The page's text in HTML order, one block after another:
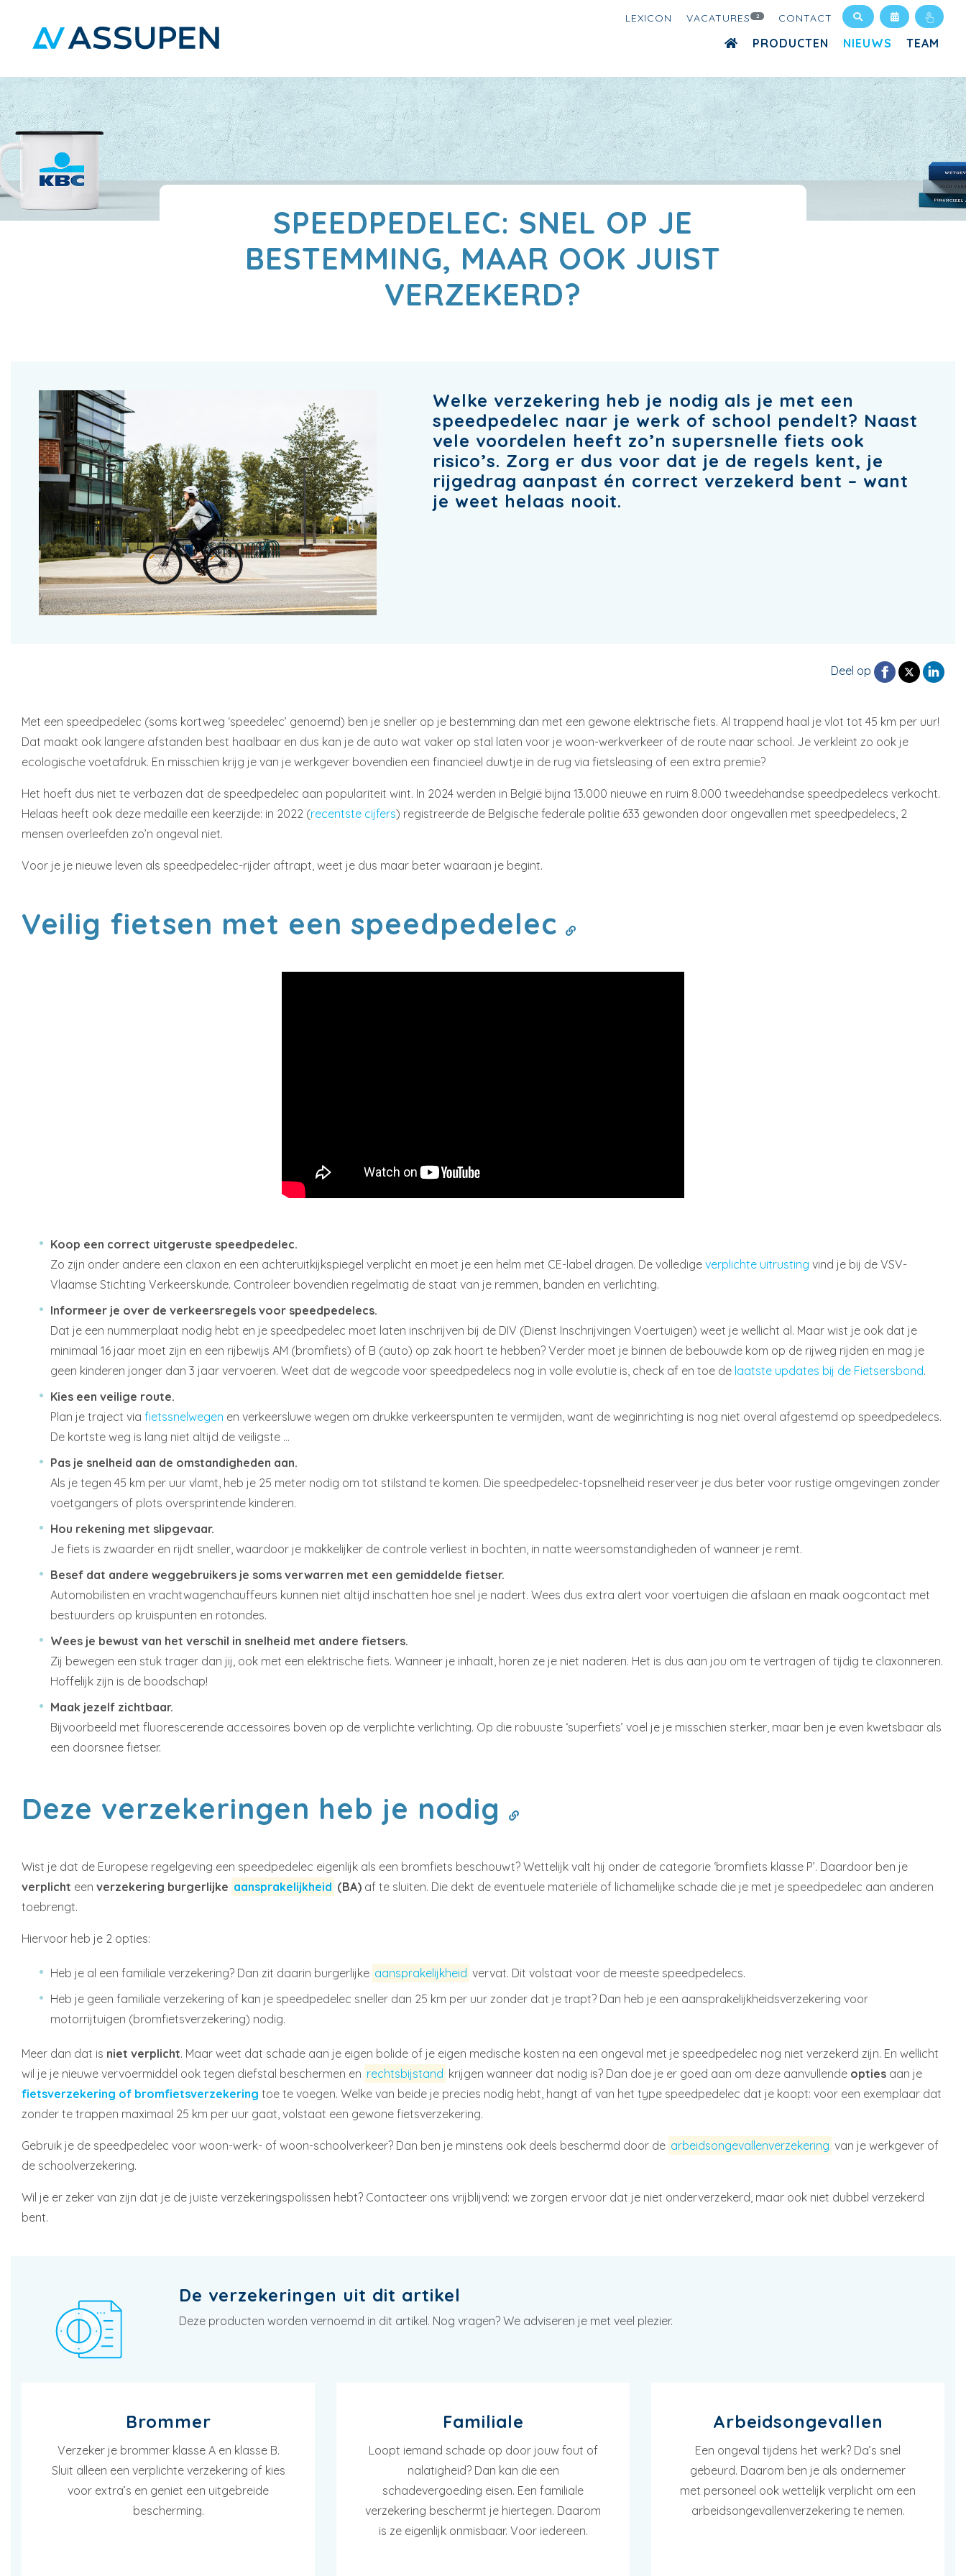
LEXICON VACATURES 2 CONTACT
PRODUCTEN NIEUWS TEAM
SPEEDPEDELEC: SNEL OP JE
BESTEMMING, MAAR OOK JUIST
VERZEKERD?
Welke verzekering heb je nodig als je met een
speedpedelec naar je werk of school pendelt? Naast
vele voordelen heeft zo’n supersnelle fiets ook
risico’s. Zorg er dus voor dat je de regels kent, je
rijgedrag aanpast én correct verzekerd bent – want
je weet helaas nooit.
Deel op
Met een speedpedelec (soms kortweg ‘speedelec’ genoemd) ben je sneller op je bestemming dan met een gewone elektrische fiets. Al trappend haal je vlot tot 45 km per uur!
Dat maakt ook langere afstanden best haalbaar en dus kan je de auto wat vaker op stal laten voor je woon-werkverkeer of de route naar school. Je verkleint zo ook je
ecologische voetafdruk. En misschien krijg je van je werkgever bovendien een financieel duwtje in de rug via fietsleasing of een extra premie?
Het hoeft dus niet te verbazen dat de speedpedelec aan populariteit wint. In 2024 werden in België bijna 13.000 nieuwe en ruim 8.000 tweedehandse speedpedelecs verkocht.
Helaas heeft ook deze medaille een keerzijde: in 2022 (recentste cijfers) registreerde de Belgische federale politie 633 gewonden door ongevallen met speedpedelecs, 2
mensen overleefden zo’n ongeval niet.
Voor je je nieuwe leven als speedpedelec-rijder aftrapt, weet je dus maar beter waaraan je begint.
Veilig fietsen met een speedpedelec
Koop een correct uitgeruste speedpedelec.
Zo zijn onder andere een claxon en een achteruitkijkspiegel verplicht en moet je een helm met CE-label dragen. De volledige verplichte uitrusting vind je bij de VSV-
Vlaamse Stichting Verkeerskunde. Controleer bovendien regelmatig de staat van je remmen, banden en verlichting.
Informeer je over de verkeersregels voor speedpedelecs.
Dat je een nummerplaat nodig hebt en je speedpedelec moet laten inschrijven bij de DIV (Dienst Inschrijvingen Voertuigen) weet je wellicht al. Maar wist je ook dat je
minimaal 16 jaar moet zijn en een rijbewijs AM (bromfiets) of B (auto) op zak hoort te hebben? Verder moet je binnen de bebouwde kom op de rijweg rijden en mag je
geen kinderen jonger dan 3 jaar vervoeren. Weet dat de wegcode voor speedpedelecs nog in volle evolutie is, check af en toe de laatste updates bij de Fietsersbond.
Kies een veilige route.
Plan je traject via fietssnelwegen en verkeersluwe wegen om drukke verkeerspunten te vermijden, want de weginrichting is nog niet overal afgestemd op speedpedelecs.
De kortste weg is lang niet altijd de veiligste …
Pas je snelheid aan de omstandigheden aan.
Als je tegen 45 km per uur vlamt, heb je 25 meter nodig om tot stilstand te komen. Die speedpedelec-topsnelheid reserveer je dus beter voor rustige omgevingen zonder
voetgangers of plots oversprintende kinderen.
Hou rekening met slipgevaar.
Je fiets is zwaarder en rijdt sneller, waardoor je makkelijker de controle verliest in bochten, in natte weersomstandigheden of wanneer je remt.
Besef dat andere weggebruikers je soms verwarren met een gemiddelde fietser.
Automobilisten en vrachtwagenchauffeurs kunnen niet altijd inschatten hoe snel je nadert. Wees dus extra alert voor voertuigen die afslaan en maak oogcontact met
bestuurders op kruispunten en rotondes.
Wees je bewust van het verschil in snelheid met andere fietsers.
Zij bewegen een stuk trager dan jij, ook met een elektrische fiets. Wanneer je inhaalt, horen ze je niet naderen. Het is dus aan jou om te vertragen of tijdig te claxonneren.
Hoffelijk zijn is de boodschap!
Maak jezelf zichtbaar.
Bijvoorbeeld met fluorescerende accessoires boven op de verplichte verlichting. Op die robuuste ‘superfiets’ voel je je misschien sterker, maar ben je even kwetsbaar als
een doorsnee fietser.
Deze verzekeringen heb je nodig
Wist je dat de Europese regelgeving een speedpedelec eigenlijk als een bromfiets beschouwt? Wettelijk valt hij onder de categorie ‘bromfiets klasse P’. Daardoor ben je
verplicht een verzekering burgerlijke aansprakelijkheid (BA) af te sluiten. Die dekt de eventuele materiële of lichamelijke schade die je met je speedpedelec aan anderen
toebrengt.
Hiervoor heb je 2 opties:
Heb je al een familiale verzekering? Dan zit daarin burgerlijke aansprakelijkheid vervat. Dit volstaat voor de meeste speedpedelecs.
Heb je geen familiale verzekering of kan je speedpedelec sneller dan 25 km per uur zonder dat je trapt? Dan heb je een aansprakelijkheidsverzekering voor
motorrijtuigen (bromfietsverzekering) nodig.
Meer dan dat is niet verplicht. Maar weet dat schade aan je eigen bolide of je eigen medische kosten na een ongeval met je speedpedelec nog niet verzekerd zijn. En wellicht
wil je je nieuwe vervoermiddel ook tegen diefstal beschermen en rechtsbijstand krijgen wanneer dat nodig is? Dan doe je er goed aan om deze aanvullende opties aan je
fietsverzekering of bromfietsverzekering toe te voegen. Welke van beide je precies nodig hebt, hangt af van het type speedpedelec dat je koopt: voor een exemplaar dat
zonder te trappen maximaal 25 km per uur gaat, volstaat een gewone fietsverzekering.
Gebruik je de speedpedelec voor woon-werk- of woon-schoolverkeer? Dan ben je minstens ook deels beschermd door de arbeidsongevallenverzekering van je werkgever of
de schoolverzekering.
Wil je er zeker van zijn dat je de juiste verzekeringspolissen hebt? Contacteer ons vrijblijvend: we zorgen ervoor dat je niet onderverzekerd, maar ook niet dubbel verzekerd
bent.
De verzekeringen uit dit artikel
Deze producten worden vernoemd in dit artikel. Nog vragen? We adviseren je met veel plezier.
Brommer
Verzeker je brommer klasse A en klasse B.
Sluit alleen een verplichte verzekering of kies
voor extra’s en geniet een uitgebreide
bescherming.
Familiale
Loopt iemand schade op door jouw fout of
nalatigheid? Dan kan die een
schadevergoeding eisen. Een familiale
verzekering beschermt je hiertegen. Daarom
is ze eigenlijk onmisbaar. Voor iedereen.
Arbeidsongevallen
Een ongeval tijdens het werk? Da’s snel
gebeurd. Daarom ben je als ondernemer
met personeel ook wettelijk verplicht om een
arbeidsongevallenverzekering te nemen.